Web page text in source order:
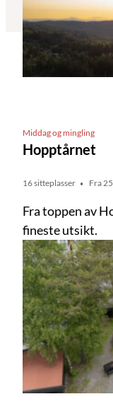
Middag og mingling
Hopptårnet
16 sitteplasser Fra
Fra toppen av
fineste utsikt.